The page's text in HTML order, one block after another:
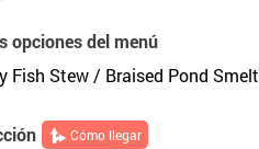
opciones del menú
Fish Stew / Braised Pond Smelt
Cómo llegar